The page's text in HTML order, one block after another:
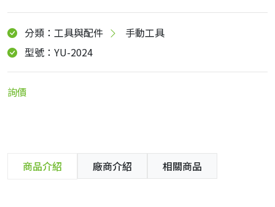
分類：工具與配件
手動工具
型號：YU-2024
詢價
商品介紹 廠商介紹 相關商品